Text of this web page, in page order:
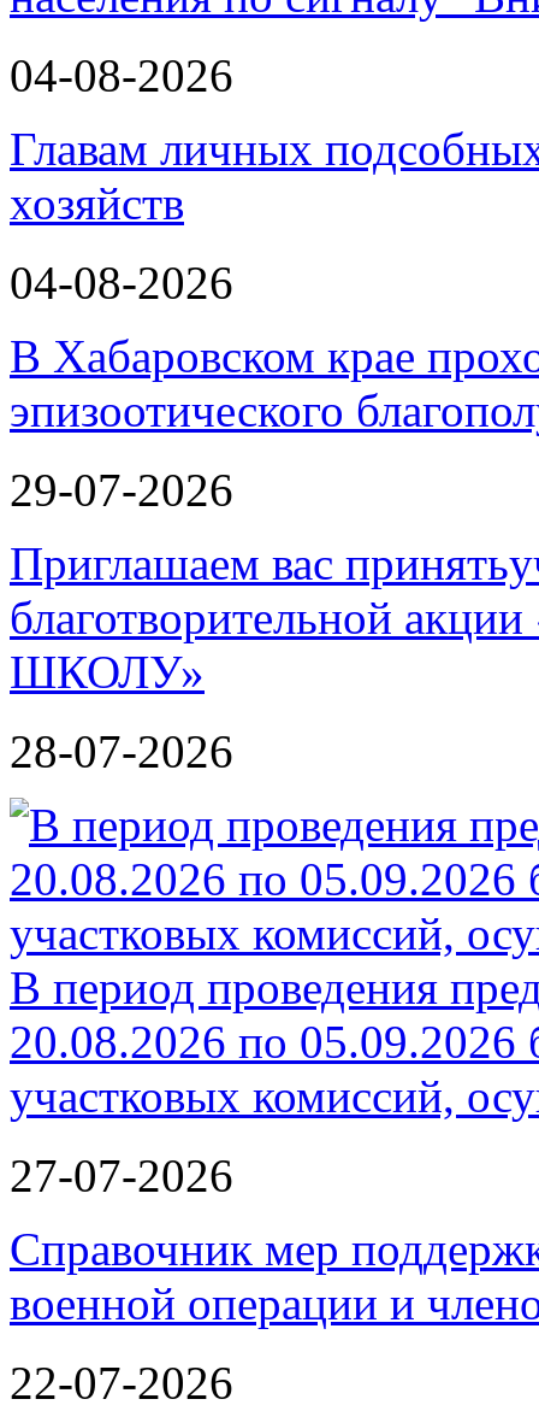
04-08-2026
Главам личных
хозяйств
04-08-2026
В Хабаровском крае
эпизоотического
29-07-2026
Приглашаем вас
благотворительной
ШКОЛУ»
28-07-2026
В период проведения
20.08.2026 по 05.09.2026
участковых комиссий,
27-07-2026
Справочник мер
военной операции и
22-07-2026